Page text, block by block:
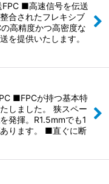
FPC ■高速信号を伝送
合されたフレキシブ
高精度かつ高密度な
を提供いたします。
■FPCが持つ基本特
しました。 狭スペー
発揮。R1.5mmでも1
ります。 ■直ぐに断